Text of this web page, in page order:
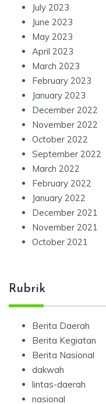
July 2023
June 2023
May 2023
April 2023
March 2023
February 2023
January 2023
December 2022
November 2022
October 2022
September 2022
March 2022
February 2022
January 2022
December 2021
November 2021
October 2021
Rubrik
Berita Daerah
Berita Kegiatan
Berita Nasional
dakwah
lintas-daerah
nasional